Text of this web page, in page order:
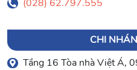
(028) 62.797.555
CHI
Tầng 16 Tòa nhà Việt Á,